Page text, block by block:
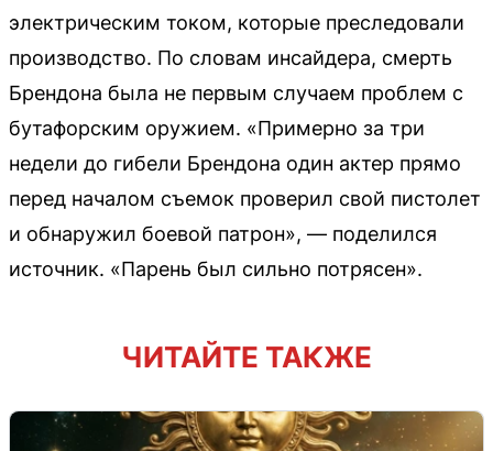
электрическим током, которые преследовали
производство. По словам инсайдера, смерть
Брендона была не первым случаем проблем с
бутафорским оружием. «Примерно за три
недели до гибели Брендона один актер прямо
перед началом съемок проверил свой пистолет
и обнаружил боевой патрон», — поделился
источник. «Парень был сильно потрясен».
ЧИТАЙТЕ ТАКЖЕ